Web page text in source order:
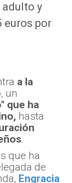
adulto y
euros por
a la
, un
que ha
hasta
.
que ha
de
Engracia